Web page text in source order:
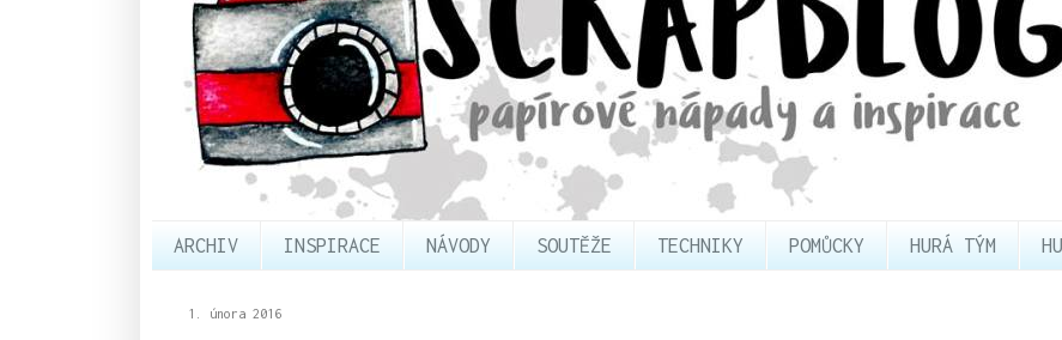
ARCHIV INSPIRACE NÁVODY SOUTĚŽE TECHNIKY POMŮCKY HURÁ TÝM
1. února 2016